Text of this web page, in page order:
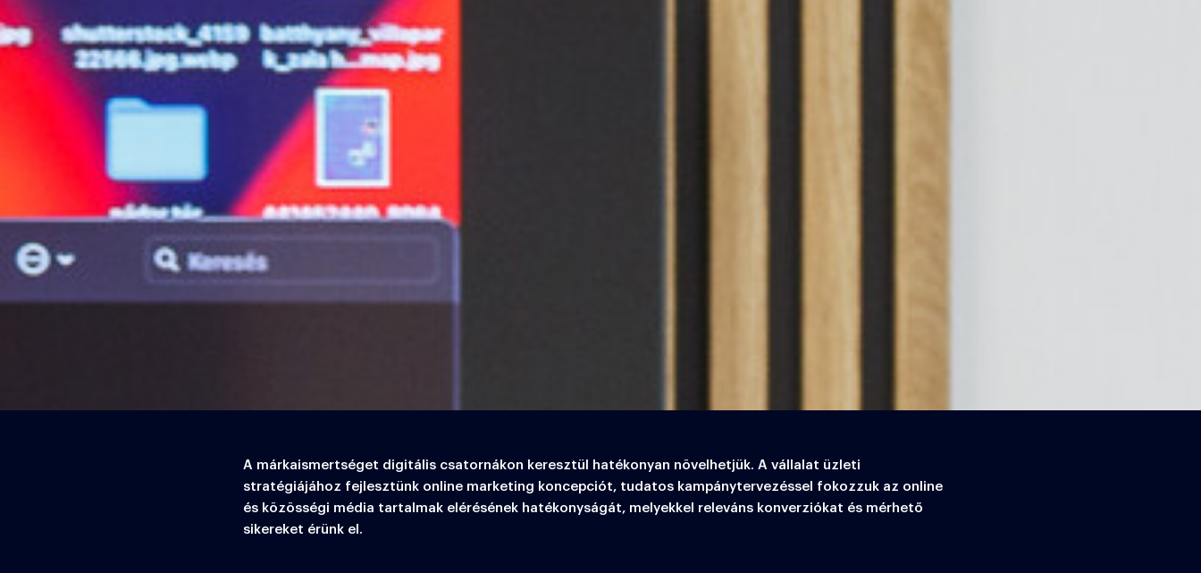
A márkaismertséget digitális csatornákon keresztül hatékonyan növelhetjük. A vállalat üzleti
stratégiájához fejlesztünk online marketing koncepciót, tudatos kampánytervezéssel fokozzuk az online
és közösségi média tartalmak elérésének hatékonyságát, melyekkel releváns konverziókat és mérhető
sikereket érünk el.